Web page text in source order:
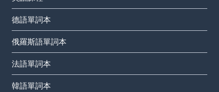
德語單詞本
俄羅斯語單詞本
法語單詞本
韓語單詞本